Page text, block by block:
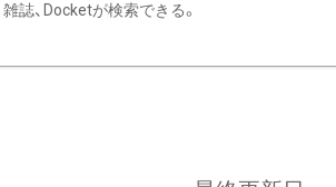
雑誌、Docketが検索できる。